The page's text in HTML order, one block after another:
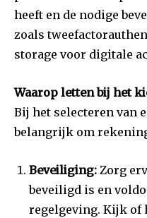
heeft en de nodige
zoals
storage voor digitale
Waarop letten bij het
Bij het selecteren van
belangrijk om
Beveiliging: Zorg
beveiligd is en
regelgeving. Kijk of